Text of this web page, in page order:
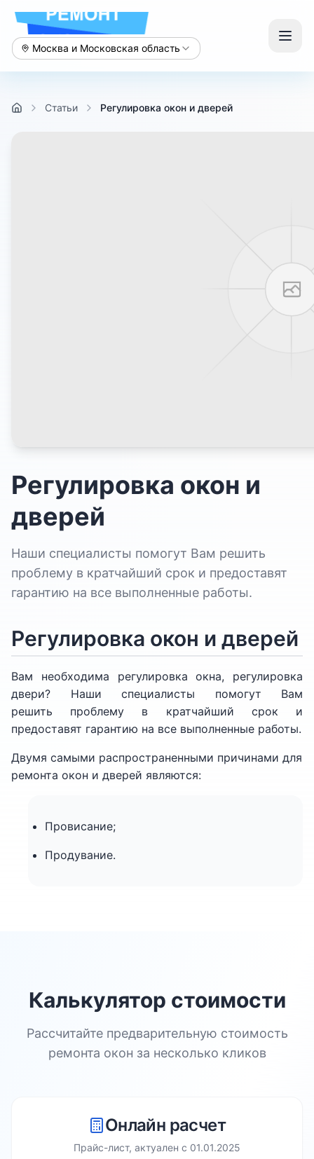
Москва и Московская область
Статьи Регулировка окон и дверей
Регулировка окон и
дверей
Наши специалисты помогут Вам решить
проблему в кратчайший срок и предоставят
гарантию на все выполненные работы.
Регулировка окон и дверей
Вам необходима регулировка окна, регулировка
двери? Наши специалисты помогут Вам
решить проблему в кратчайший срок и
предоставят гарантию на все выполненные работы.
Двумя самыми распространенными причинами для
ремонта окон и дверей являются:
Провисание;
Продувание.
Калькулятор стоимости
Рассчитайте предварительную стоимость
ремонта окон за несколько кликов
Онлайн расчет
Прайс-лист, актуален с 01.01.2025